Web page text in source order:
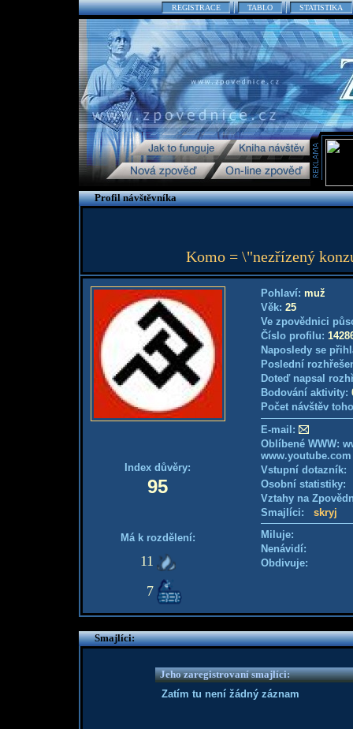
REGISTRACE TABLO STATISTIKA
Profil návštěvníka
Komo = \"nezřízený
Index důvěry:
95
Má k rozdělení:
11
7
Pohlaví: muž
Věk: 25
Ve zpovědnici
Číslo profilu:
Naposledy se
Poslední
Doteď napsal
Bodování aktivity:
Počet návštěv
E-mail:
Oblíbené WWW:
www.youtube.com
Vstupní
Osobní
Vztahy na
Smajlíci: skryj
Miluje:
Nenávidí:
Obdivuje:
Smajlíci:
Jeho zaregistrovaní smajlíci:
Zatím tu není žádný záznam